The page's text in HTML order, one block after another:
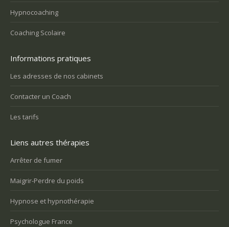
Hypnocoaching
Coaching Scolaire
Informations pratiques
Les adresses de nos cabinets
Contacter un Coach
Les tarifs
Liens autres thérapies
Arrêter de fumer
Maigrir-Perdre du poids
Hypnose et hypnothérapie
Psychologue France